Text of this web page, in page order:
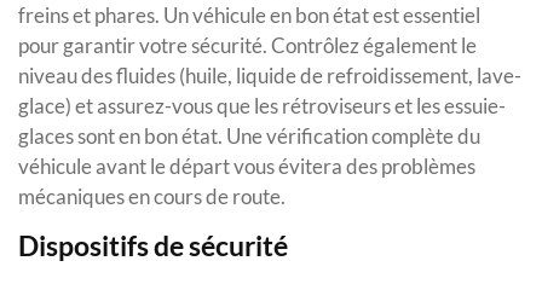
freins et phares. Un véhicule en bon état est essentiel
pour garantir votre sécurité. Contrôlez également le
niveau des fluides (huile, liquide de refroidissement, lave-
glace) et assurez-vous que les rétroviseurs et les essuie-
glaces sont en bon état. Une vérification complète du
véhicule avant le départ vous évitera des problèmes
mécaniques en cours de route.
Dispositifs de sécurité